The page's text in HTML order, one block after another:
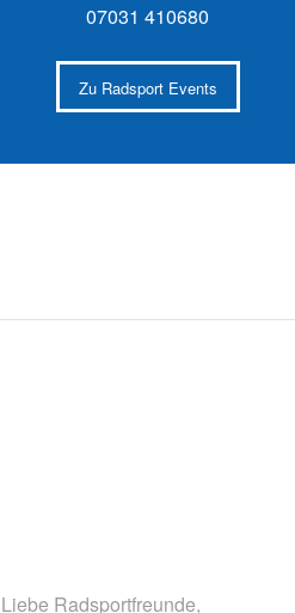
07031 410680
Zu Radsport Events
Liebe Radsportfreunde,